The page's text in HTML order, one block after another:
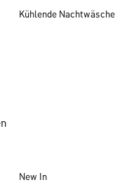
Kühlende Nachtwäsche
New In